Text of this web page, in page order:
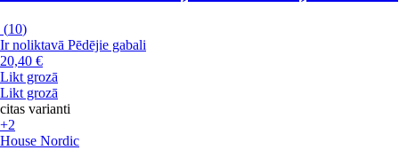
(10)
Ir noliktavā Pēdējie gabali
20,40 €
Likt grozā
Likt grozā
citas varianti
+2
House Nordic